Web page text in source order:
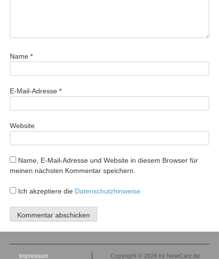
Name *
E-Mail-Adresse *
Website
Name, E-Mail-Adresse und Website in diesem Browser für
meinen nächsten Kommentar speichern.
Ich akzeptiere die Datenschutzhinweise
Impressum Copyright © 2026 by NewCarz.de